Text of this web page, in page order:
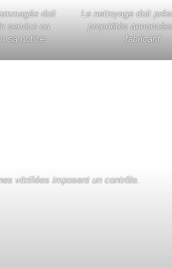
doit
service ou
sa notice.
Le nettoyage doit
propriétés
fabricant.
vitrifiées imposent un contrôle.